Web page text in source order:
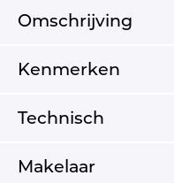
Omschrijving
Kenmerken
Technisch
Makelaar